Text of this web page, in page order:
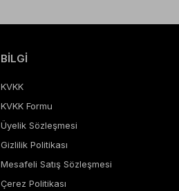
BİLGİ
KVKK
KVKK Formu
Üyelik Sözleşmesi
Gizlilik Politikası
Mesafeli Satış Sözleşmesi
Çerez Politikası